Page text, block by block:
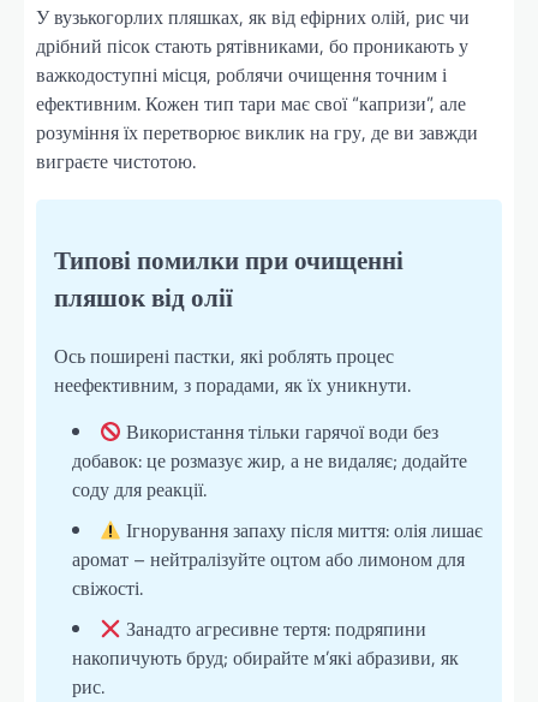
У вузькогорлих пляшках, як від ефірних олій, рис чи
дрібний пісок стають рятівниками, бо проникають у
важкодоступні місця, роблячи очищення точним і
ефективним. Кожен тип тари має свої “капризи”, але
розуміння їх перетворює виклик на гру, де ви завжди
виграєте чистотою.
Типові помилки при очищенні
пляшок від олії
Ось поширені пастки, які роблять процес
неефективним, з порадами, як їх уникнути.
Використання тільки гарячої води без
добавок: це розмазує жир, а не видаляє; додайте
соду для реакції.
Ігнорування запаху після миття: олія лишає
аромат – нейтралізуйте оцтом або лимоном для
свіжості.
Занадто агресивне тертя: подряпини
накопичують бруд; обирайте м’які абразиви, як
рис.